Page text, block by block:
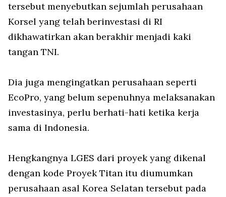
tersebut menyebutkan sejumlah perusahaan
Korsel yang telah berinvestasi di RI
dikhawatirkan akan berakhir menjadi kaki
tangan TNI.
Dia juga mengingatkan perusahaan seperti
EcoPro, yang belum sepenuhnya melaksanakan
investasinya, perlu berhati-hati ketika kerja
sama di Indonesia.
Hengkangnya LGES dari proyek yang dikenal
dengan kode Proyek Titan itu diumumkan
perusahaan asal Korea Selatan tersebut pada